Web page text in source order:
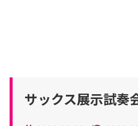
サックス展示試奏